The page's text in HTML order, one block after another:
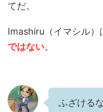
てだ。
Imashiru（イマシル）
ではない。
ふざけるな